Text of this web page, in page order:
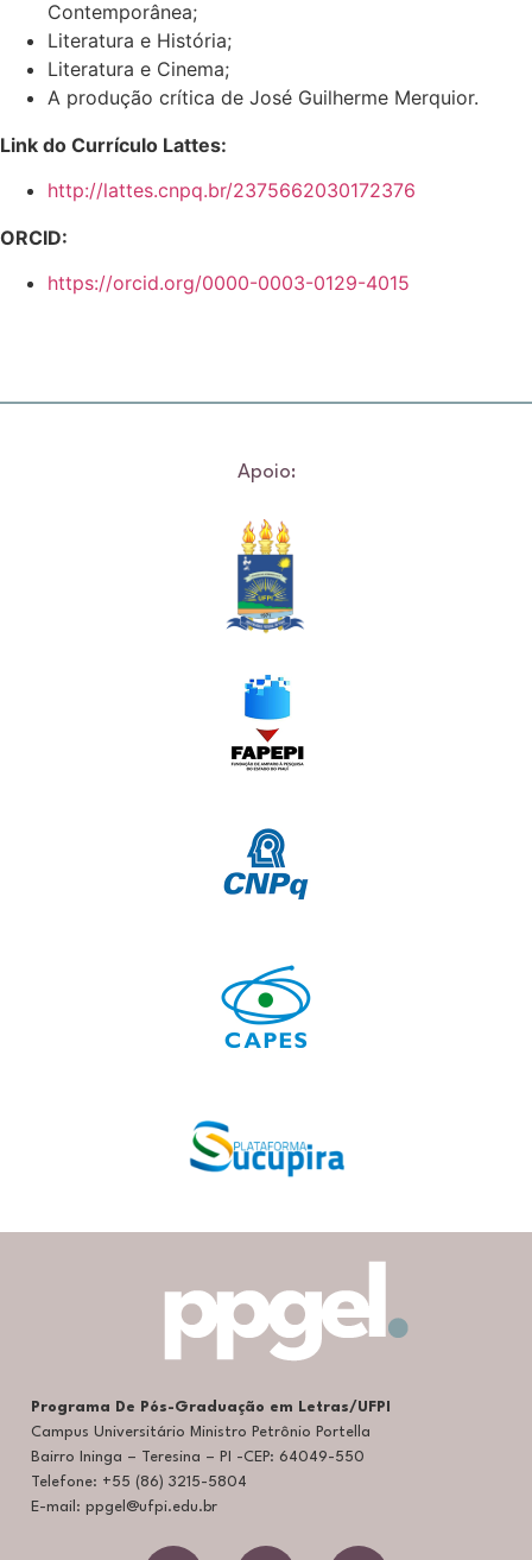
Contemporânea;
Literatura e História;
Literatura e Cinema;
A produção crítica de José Guilherme Merquior.
Link do Currículo Lattes:
http://lattes.cnpq.br/2375662030172376
ORCID:
https://orcid.org/0000-0003-0129-4015
Apoio:
Programa De Pós-Graduação em Letras/UFPI
Campus Universitário Ministro Petrônio Portella
Bairro Ininga – Teresina – PI -CEP: 64049-550
Telefone: +55 (86) 3215-5804
E-mail: ppgel@ufpi.edu.br